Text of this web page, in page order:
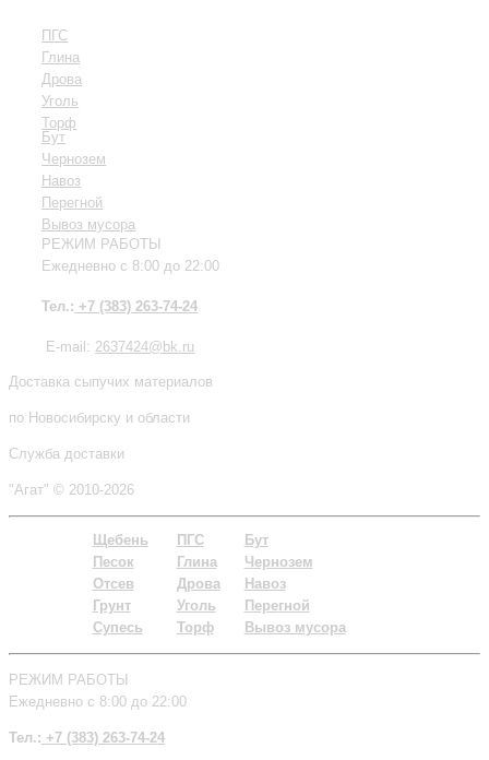
ПГС
Глина
Дрова
Уголь
Торф
Бут
Чернозем
Навоз
Перегной
Вывоз мусора
РЕЖИМ РАБОТЫ
Ежедневно с 8:00 до 22:00
Тел.: +7 (383) 263-74-24
E-mail: 2637424@bk.ru
Доставка сыпучих материалов
по Новосибирску и области
Служба доставки
"Агат" © 2010-2026
Щебень
Песок
Отсев
Грунт
Супесь
ПГС
Глина
Дрова
Уголь
Торф
Бут
Чернозем
Навоз
Перегной
Вывоз мусора
РЕЖИМ РАБОТЫ
Ежедневно с 8:00 до 22:00
Тел.: +7 (383) 263-74-24